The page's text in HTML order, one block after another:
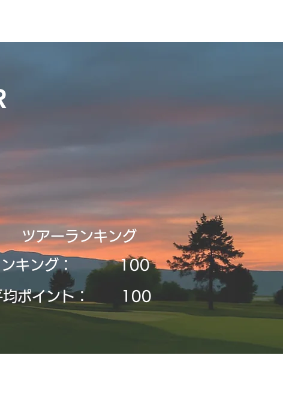
​ツアーランキング
キング：
​100
ポイント： ​100